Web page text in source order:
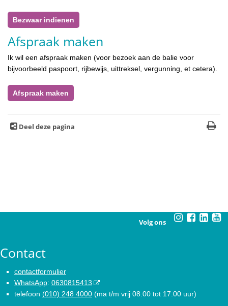
Bezwaar indienen
Afspraak maken
Ik wil een afspraak maken (voor bezoek aan de balie voor
bijvoorbeeld paspoort, rijbewijs, uittreksel, vergunning, et cetera).
Afspraak maken
Deel deze pagina
Volg ons
Contact
contactformulier
WhatsApp: 0630815413
telefoon (010) 248 4000 (ma t/m vrij 08.00 tot 17.00 uur)